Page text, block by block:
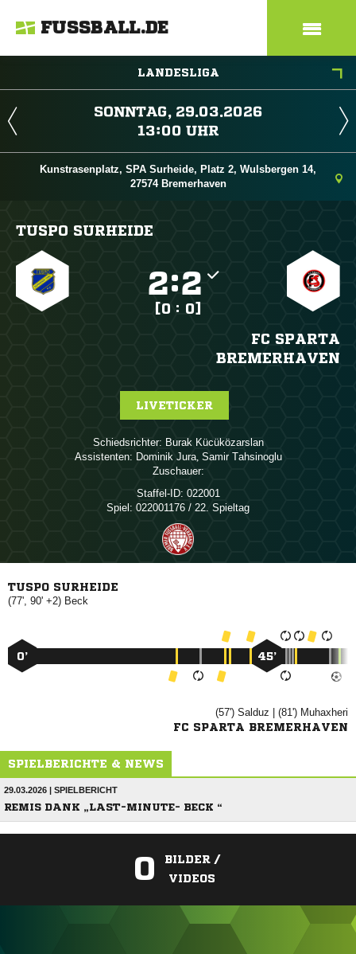
FUSSBALL.DE
LANDESLIGA
 
 
Kunstrasenplatz, SPA Surheide, Platz 2, Wulsbergen 14,
27574 Bremerhaven
TUSPO SURHEIDE
:
[0 : 0]
FC SPARTA
BREMERHAVEN
LIVETICKER
Schiedsrichter:  
Assistenten:  ,  
Zuschauer:
Staffel-ID: 022001
Spiel: 022001176 / 22. Spieltag
TUSPO SURHEIDE
(77', 90' +2) 
0’ 45’
(57')  | (81') 
FC SPARTA BREMERHAVEN
SPIELBERICHTE & NEWS
29.03.2026 | SPIELBERICHT
REMIS DANK „LAST-MINUTE- BECK “
0
BILDER /
VIDEOS